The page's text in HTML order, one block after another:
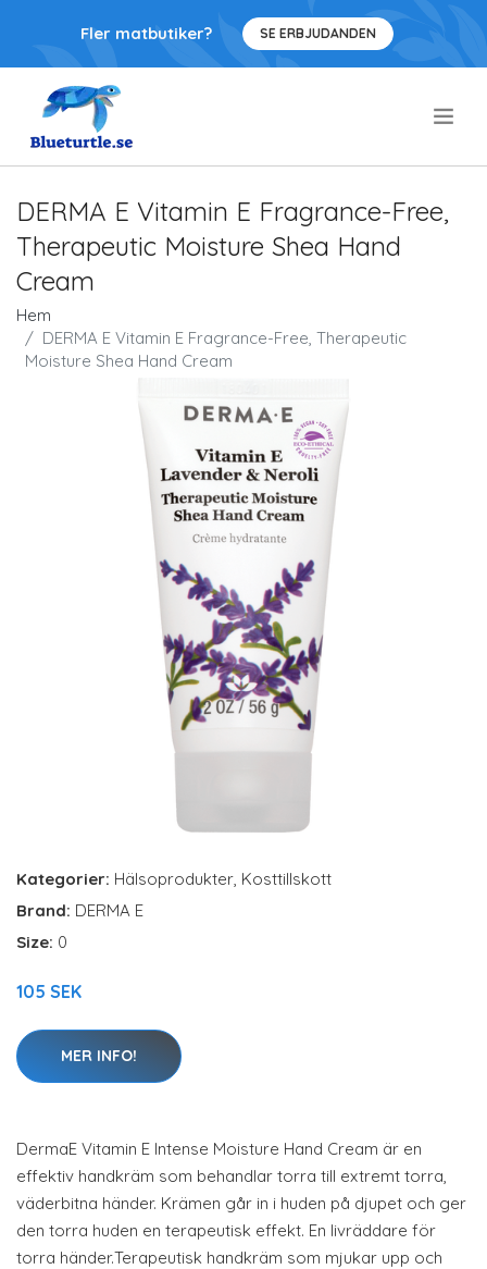
Fler matbutiker? SE ERBJUDANDEN
DERMA E Vitamin E Fragrance-Free,
Therapeutic Moisture Shea Hand
Cream
Hem
DERMA E Vitamin E Fragrance-Free, Therapeutic
Moisture Shea Hand Cream
Kategorier: Hälsoprodukter, Kosttillskott
Brand: DERMA E
Size: 0
105 SEK
MER INFO!
DermaE Vitamin E Intense Moisture Hand Cream är en
effektiv handkräm som behandlar torra till extremt torra,
väderbitna händer. Krämen går in i huden på djupet och ger
den torra huden en terapeutisk effekt. En livräddare för
torra händer.Terapeutisk handkräm som mjukar upp och